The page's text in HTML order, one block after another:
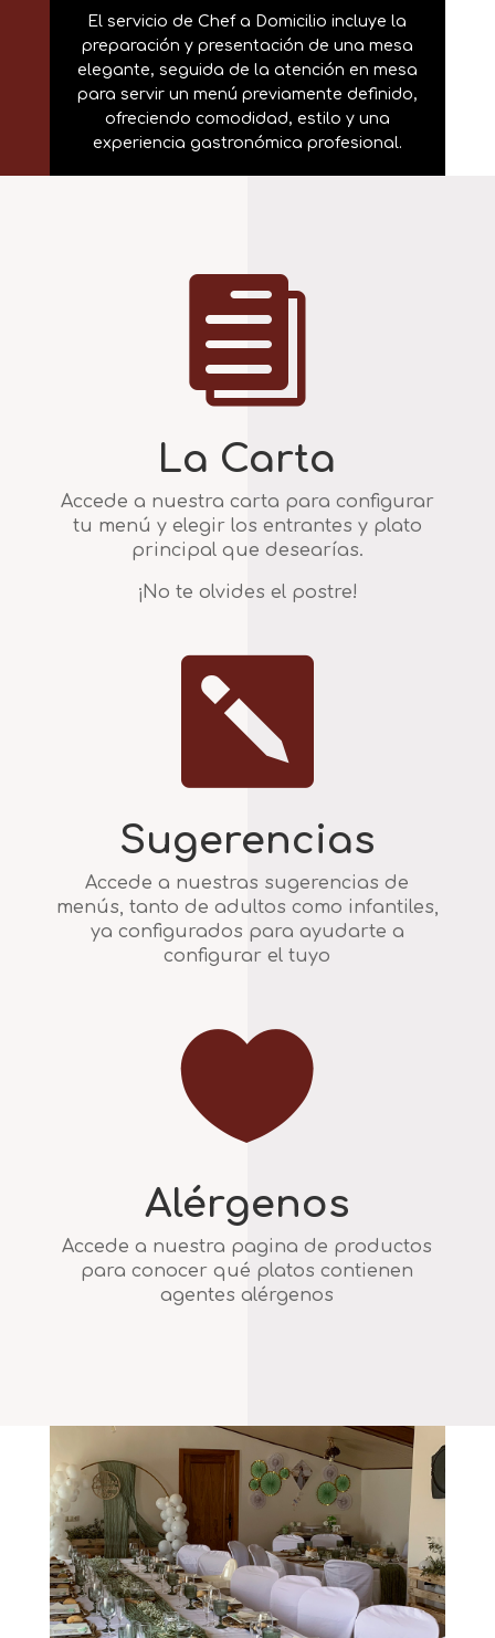
El servicio de Chef a Domicilio incluye la
preparación y presentación de una mesa
elegante, seguida de la atención en mesa
para servir un menú previamente definido,
ofreciendo comodidad, estilo y una
experiencia gastronómica profesional.

La Carta
Accede a nuestra carta para configurar
tu menú y elegir los entrantes y plato
principal que desearías.
¡No te olvides el postre!

Sugerencias
Accede a nuestras sugerencias de
menús, tanto de adultos como infantiles,
ya configurados para ayudarte a
configurar el tuyo

Alérgenos
Accede a nuestra pagina de productos
para conocer qué platos contienen
agentes alérgenos